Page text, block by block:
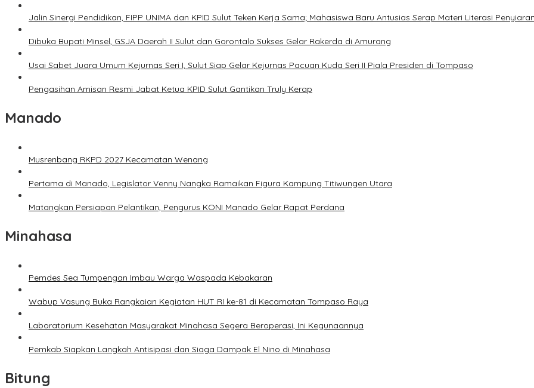
Jalin Sinergi Pendidikan, FIPP UNIMA dan KPID Sulut Teken Kerja Sama; Mahasiswa Baru Antusias Serap Materi Literasi Penyiaran
Dibuka Bupati Minsel, GSJA Daerah II Sulut dan Gorontalo Sukses Gelar Rakerda di Amurang
Usai Sabet Juara Umum Kejurnas Seri I, Sulut Siap Gelar Kejurnas Pacuan Kuda Seri II Piala Presiden di Tompaso
Pengasihan Amisan Resmi Jabat Ketua KPID Sulut Gantikan Truly Kerap
Manado
Musrenbang RKPD 2027 Kecamatan Wenang
Pertama di Manado, Legislator Venny Nangka Ramaikan Figura Kampung Titiwungen Utara
Matangkan Persiapan Pelantikan, Pengurus KONI Manado Gelar Rapat Perdana
Minahasa
Pemdes Sea Tumpengan Imbau Warga Waspada Kebakaran
Wabup Vasung Buka Rangkaian Kegiatan HUT RI ke-81 di Kecamatan Tompaso Raya
Laboratorium Kesehatan Masyarakat Minahasa Segera Beroperasi, Ini Kegunaannya
Pemkab Siapkan Langkah Antisipasi dan Siaga Dampak El Nino di Minahasa
Bitung